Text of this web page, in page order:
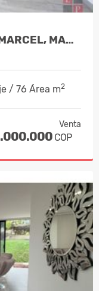
VENTA APARTAMENTO SAN MARCEL, MANIZ…
/ 76 Área m2
Venta
COP